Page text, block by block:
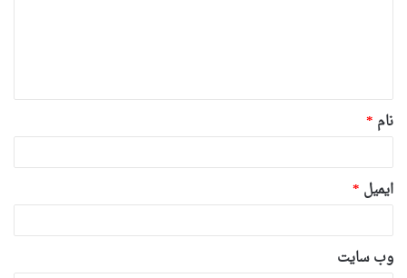
*
نام *
ایمیل *
وب‌ سایت